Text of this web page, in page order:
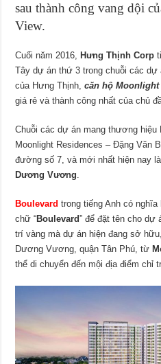
sau thành công vang dội
View.
Cuối năm 2016, Hưng Thịnh Corp
Tây dự án thứ 3 trong chuỗi các dự
của Hưng Thịnh,căn hộ Moonlight
giá rẻ và thành công nhất của chủ
Chuỗi các dự án mang thương hiệu
Moonlight Residences – Đặng Văn
đường số 7, và mới nhất hiện nay là
Dương Vương.
Boulevard trong tiếng Anh có nghĩa
chữ “Boulevard” để đặt tên cho dự
trí vàng mà dự án hiện đang sở
Dương Vương, quận Tân Phú, từ
thể di chuyển đến mội địa điểm chỉ